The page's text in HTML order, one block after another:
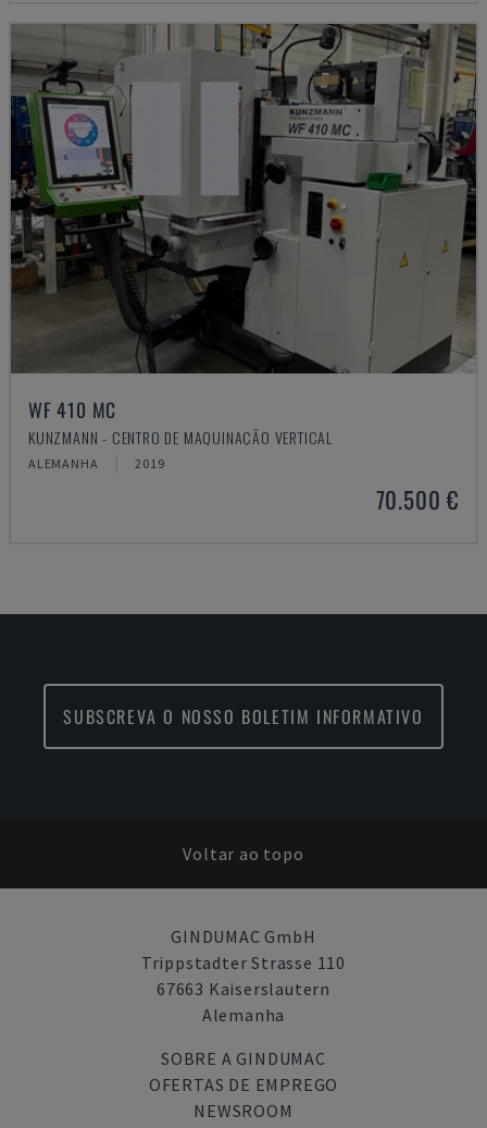
WF 410 MC
KUNZMANN - CENTRO DE MAQUINAÇÃO VERTICAL
ALEMANHA 2019
70.500 €
SUBSCREVA O NOSSO BOLETIM INFORMATIVO
Voltar ao topo
GINDUMAC GmbH
Trippstadter Strasse 110
67663 Kaiserslautern
Alemanha
SOBRE A GINDUMAC
OFERTAS DE EMPREGO
NEWSROOM